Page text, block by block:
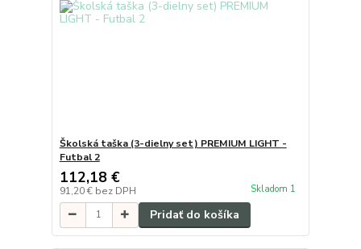
Školská taška (3-dielny set) PREMIUM LIGHT -
Futbal 2
112,18 €
91,20 € bez DPH Skladom 1
Pridať do košíka